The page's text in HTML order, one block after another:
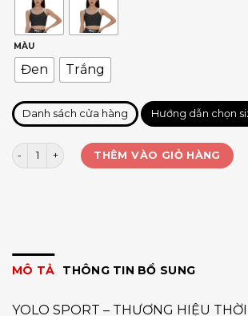
MÀU
Đen Trắng
Danh sách cửa hàng Hướng dẫn chọn
Bra su đúc xịn QC DB8237 số lượng
THÊM VÀO GIỎ HÀNG
MÔ TẢ THÔNG TIN BỔ SUNG
YOLO SPORT – THƯƠNG HIỆU